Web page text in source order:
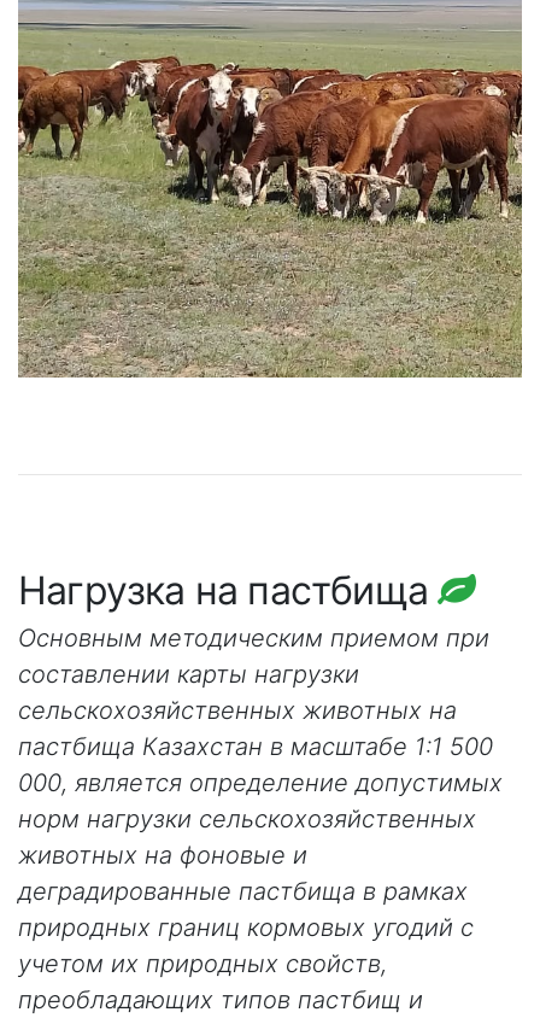
Нагрузка на пастбища
Основным методическим приемом при
составлении карты нагрузки
сельскохозяйственных животных на
пастбища Казахстан в масштабе 1:1 500
000, является определение допустимых
норм нагрузки сельскохозяйственных
животных на фоновые и
деградированные пастбища в рамках
природных границ кормовых угодий с
учетом их природных свойств,
преобладающих типов пастбищ и